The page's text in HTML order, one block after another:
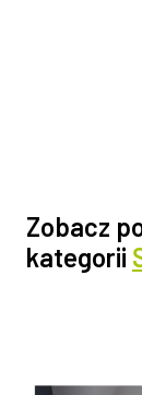
Zobacz
kategorii